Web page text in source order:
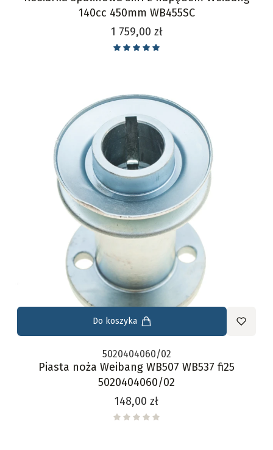
140cc 450mm WB455SC
Cena
1 759,00 zł
Do koszyka
5020404060/02
Piasta noża Weibang WB507 WB537 fi25
5020404060/02
Cena
148,00 zł